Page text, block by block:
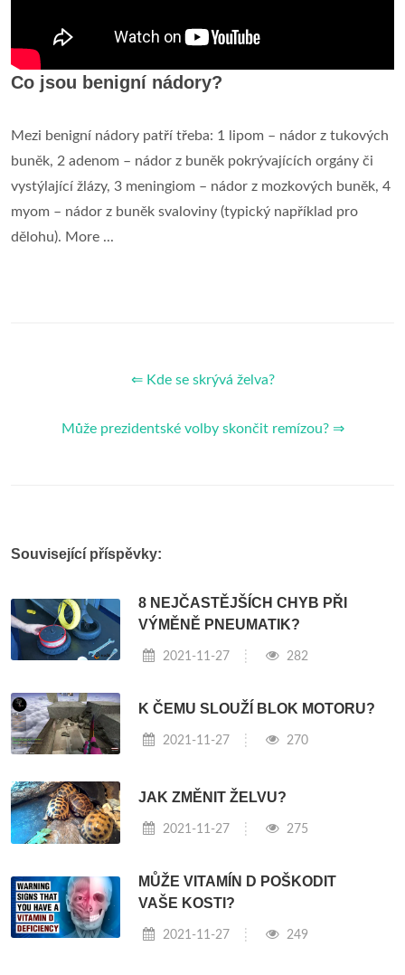
Co jsou benigní nádory?
Mezi benigní nádory patří třeba: 1 lipom – nádor z tukových
buněk, 2 adenom – nádor z buněk pokrývajících orgány či
vystýlající žlázy, 3 meningiom – nádor z mozkových buněk, 4
myom – nádor z buněk svaloviny (typický například pro
dělohu). More ...
⇐ Kde se skrývá želva?
Může prezidentské volby skončit remízou? ⇒
Související příspěvky:
8 NEJČASTĚJŠÍCH CHYB PŘI
VÝMĚNĚ PNEUMATIK?
2021-11-27 282
K ČEMU SLOUŽÍ BLOK MOTORU?
2021-11-27 270
JAK ZMĚNIT ŽELVU?
2021-11-27 275
MŮŽE VITAMÍN D POŠKODIT
VAŠE KOSTI?
2021-11-27 249